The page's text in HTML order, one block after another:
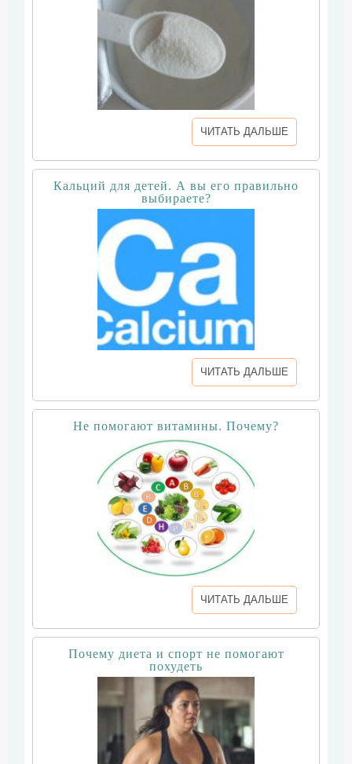
ЧИТАТЬ ДАЛЬШЕ
Кальций для детей. А вы его правильно
выбираете?
ЧИТАТЬ ДАЛЬШЕ
Не помогают витамины. Почему?
ЧИТАТЬ ДАЛЬШЕ
Почему диета и спорт не помогают
похудеть